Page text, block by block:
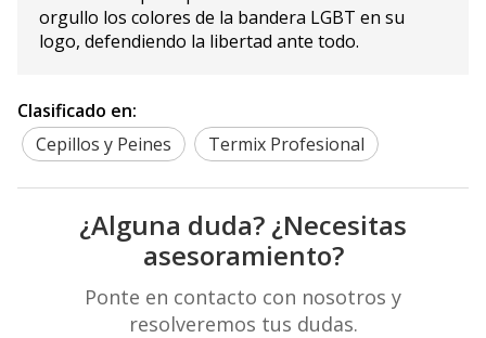
orgullo los colores de la bandera LGBT en su
logo, defendiendo la libertad ante todo.
Clasificado en:
Cepillos y Peines
Termix Profesional
¿Alguna duda? ¿Necesitas
asesoramiento?
Ponte en contacto con nosotros y
resolveremos tus dudas.